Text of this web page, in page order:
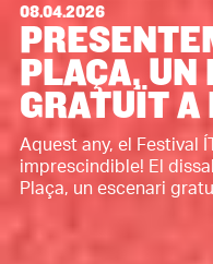
08.04.2026
PLAÇA, UN
GRATUÏT
Aquest any, el Festival
imprescindible! El
Plaça, un escenari